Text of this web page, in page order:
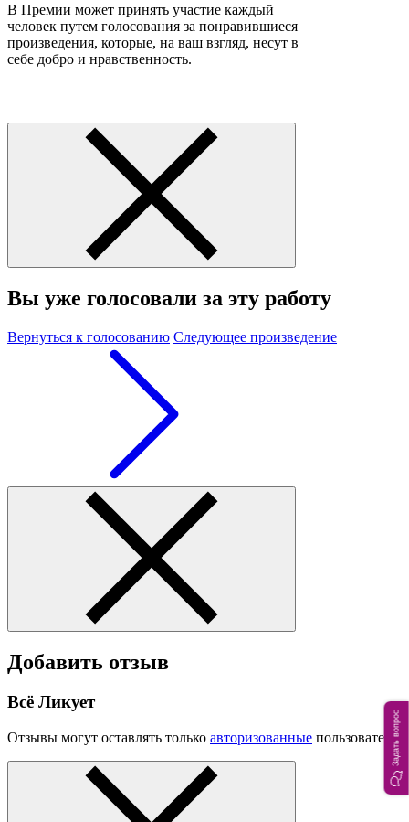
В Премии может принять участие каждый
человек путем голосования за понравившиеся
произведения, которые, на ваш взгляд, несут в
себе добро и нравственность.
Вы уже голосовали за эту работу
Вернуться к голосованию Следующее произведение
Добавить отзыв
Всё Ликует
Отзывы могут оставлять только авторизованные пользователиЗадать вопрос